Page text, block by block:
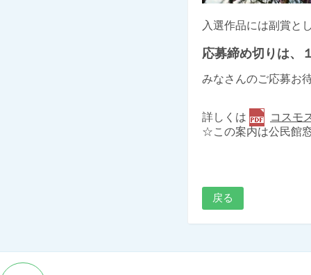
入選作品には副賞と
応募締め切りは、
みなさんのご応募お
詳しくは
コスモ
☆この案内は公民館
戻る